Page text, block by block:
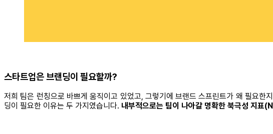
스타트업은 브랜딩이 필요할까?
저희 팀은 런칭으로 바쁘게 움직이고 있었고, 그렇기에 브랜드 스프린트가 왜 필요
딩이 필요한 이유는 두 가지였습니다. 내부적으로는 팀이 나아갈 명확한 북극성 지